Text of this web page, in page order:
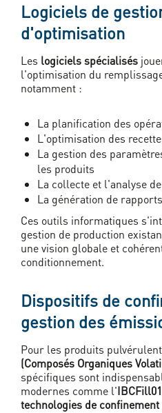
Logiciels de
d'optimisation
Les logiciels spécialisés
l'optimisation du
notamment :
La planification des
L'optimisation des
La gestion des
les produits
La collecte et l'analyse
La génération de
Ces outils informatiques
gestion de production
une vision globale et
conditionnement.
Dispositifs de
gestion des
Pour les produits
(Composés Organiques
spécifiques sont
modernes comme l'IBCFill01
technologies de confinement